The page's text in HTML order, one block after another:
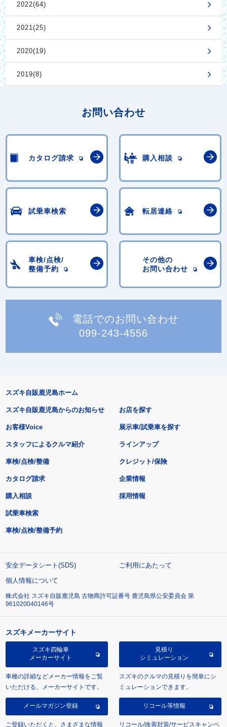
2022(64)
2021(25)
2020(19)
2019(8)
お問い合わせ
カタログ請求 購入相談
試乗車検索 転居連絡
車検/点検/
整備予約
その他の
お問い合わせ
電話でのお問い合わせ
099-243-4556
スズキ自販鹿児島ホーム
スズキ自販鹿児島からのお知らせ
お客様Voice
スタッフによるクルマ紹介
お店を探す
展示車/試乗車を探す
ラインアップ
車検/点検/整備 クレジット/保険
カタログ請求
購入相談
試乗車検索
車検/点検/整備予約
企業情報
採用情報
安全データシート(SDS)
ご利用にあたって
個人情報について
株式会社 スズキ自販鹿児島 古物商許可証番号 鹿児島県公安委員会 第
961020040146号
スズキメーカーサイト
スズキ四輪車
メーカーサイト
車種の詳細などメーカー情報をご覧
いただける、メーカーサイトです。
見積り
シミュレーション
スズキのクルマの見積りを簡単にシ
ミュレーションできます。
メールマガジン登録
ご登録いただくと、さまざまな情報
リコール等情報
リコール/改善対策/サービスキャンペ